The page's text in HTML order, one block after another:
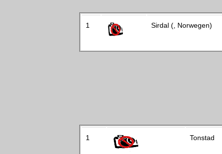
1 Sirdal (, Norwegen)
1 Tonstad